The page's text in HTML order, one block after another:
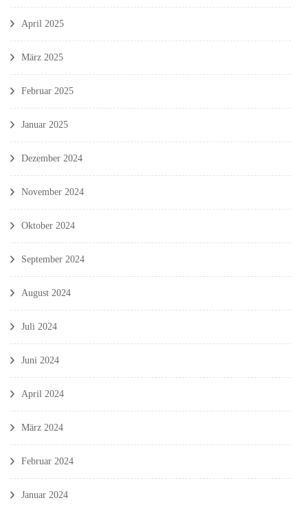
April 2025
März 2025
Februar 2025
Januar 2025
Dezember 2024
November 2024
Oktober 2024
September 2024
August 2024
Juli 2024
Juni 2024
April 2024
März 2024
Februar 2024
Januar 2024